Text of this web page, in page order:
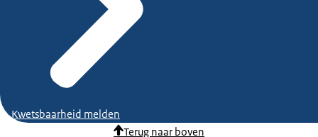
Kwetsbaarheid melden
Terug naar boven